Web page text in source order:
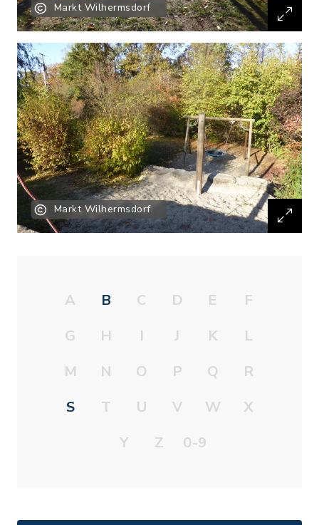
Markt Wilhermsdorf
Markt Wilhermsdorf
A B C D E
F
G
H I J K
L
M
N O P Q
R
S
T U V W
X
Y
Z 0-9